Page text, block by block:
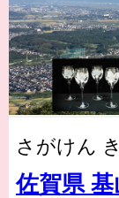
さがけん
佐賀県